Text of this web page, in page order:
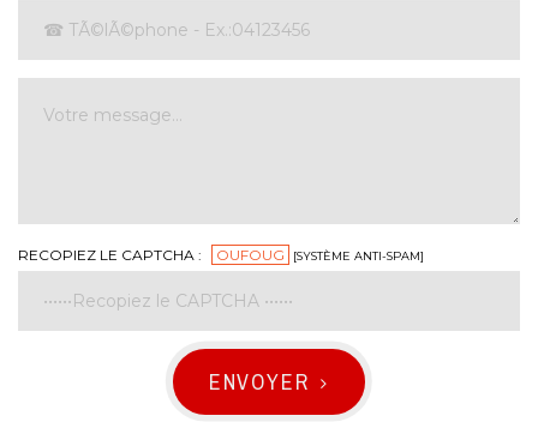
RECOPIEZ LE CAPTCHA : OUFOUG [SYSTÈME ANTI-SPAM]
ENVOYER